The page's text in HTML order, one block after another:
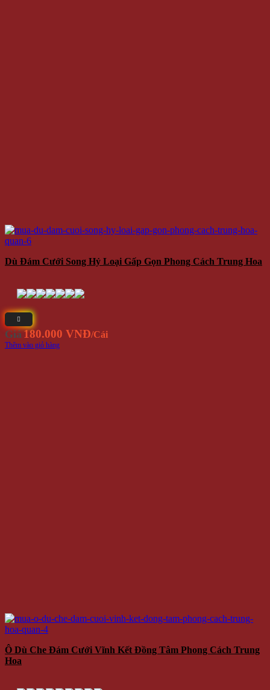
Dù Đám Cưới Song Hỷ Loại Gấp Gọn Phong Cách Trung Hoa
Giá180.000 VNĐ/Cái
Thêm vào giỏ hàng
Ô Dù Che Đám Cưới Vĩnh Kết Đồng Tâm Phong Cách Trung
Hoa